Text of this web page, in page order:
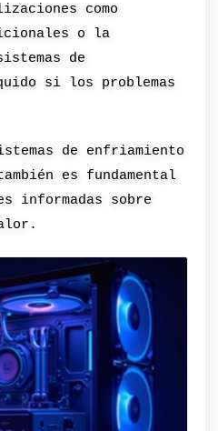
como
o la
de
si los problemas
de enfriamiento
es fundamental
informadas sobre